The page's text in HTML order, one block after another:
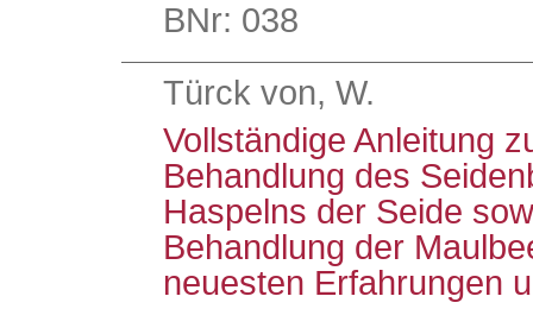
BNr: 038
Türck von, W.
Vollständige Anleitung
Behandlung des
Haspelns der Seide
Behandlung der
neuesten Erfahrungen